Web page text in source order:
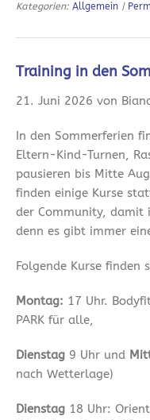
Kategorien: Allgemein |
Training in den
21. Juni 2026 von
In den Sommerferien
Eltern-Kind-Turnen,
pausieren bis Mitte
finden einige Kurse
der Community, damit
denn es gibt immer
Folgende Kurse finden
Montag: 17 Uhr.
PARK für alle,
Dienstag 9 Uhr und
nach Wetterlage)
Dienstag 18 Uhr: